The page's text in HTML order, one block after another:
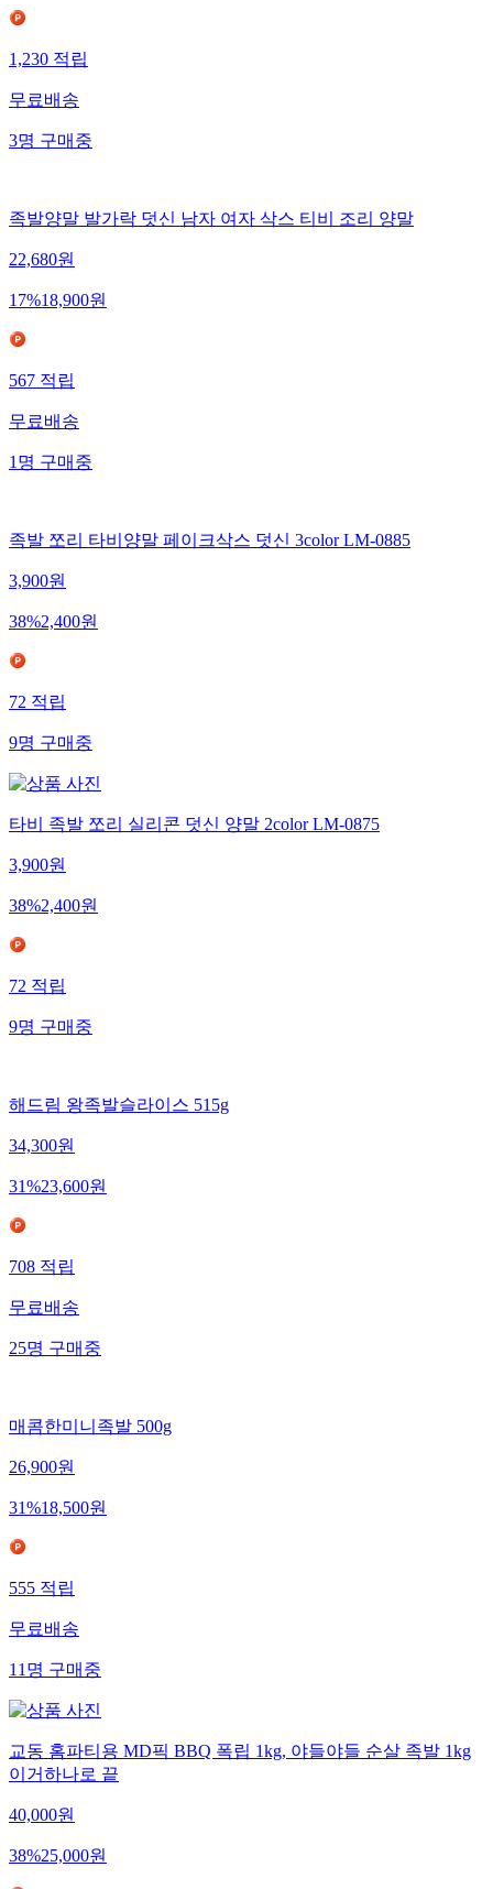
1,230 적립
무료배송
3명 구매중
족발양말 발가락 덧신 남자 여자 삭스 티비 조리 양말
22,680원
17%18,900원
567적립
무료배송
1명구매중
족발 쪼리 타비양말 페이크삭스 덧신 3color LM-0885
3,900원
38%2,400원
72적립
9명구매중
타비 족발 쪼리 실리콘 덧신 양말 2color LM-0875
3,900원
38%2,400원
72적립
9명구매중
해드림 왕족발슬라이스 515g
34,300원
31%23,600원
708적립
무료배송
25명구매중
매콤한미니족발 500g
26,900원
31%18,500원
555적립
무료배송
11명구매중
교동 홈파티용 MD픽 BBQ 폭립 1kg, 야들야들 순살 족발 1kg
이거하나로 끝
40,000원
38%25,000원